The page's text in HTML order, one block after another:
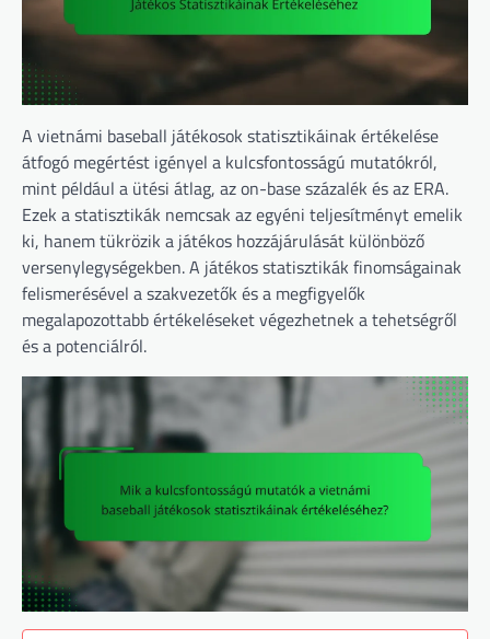
A vietnámi baseball játékosok statisztikáinak értékelése
átfogó megértést igényel a kulcsfontosságú mutatókról,
mint például a ütési átlag, az on-base százalék és az ERA.
Ezek a statisztikák nemcsak az egyéni teljesítményt emelik
ki, hanem tükrözik a játékos hozzájárulását különböző
versenylegységekben. A játékos statisztikák finomságainak
felismerésével a szakvezetők és a megfigyelők
megalapozottabb értékeléseket végezhetnek a tehetségről
és a potenciálról.